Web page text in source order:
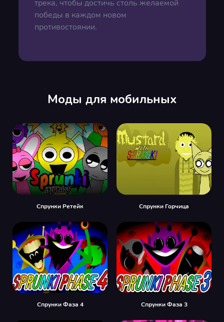
трека, чтобы достичь столь желаемой
победы в каждом новом
противостоянии.
Моды для мобильных
Спрунки Ретейк Спрунки Горчица
Спрунки Фаза 4 Спрунки Фаза 3